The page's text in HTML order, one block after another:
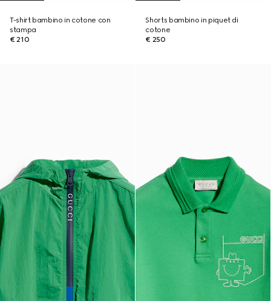
T-shirt bambino in cotone con
stampa
€ 210
Shorts bambino in piquet di
cotone
€ 250